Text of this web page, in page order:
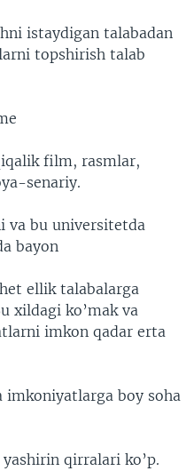
istaydigan talabadan
topshirish talab
film, rasmlar,
senariy.
va bu universitetda
bayon
ellik talabalarga
xildagi ko’mak va
imkon qadar erta
boy soha
qirralari ko’p.